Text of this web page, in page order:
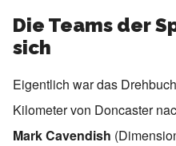
Die Teams der
sich
Eigentlich war das
Kilometer von Doncaster
Mark Cavendish